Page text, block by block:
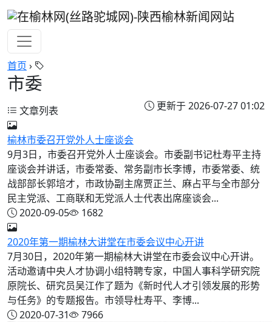
首页 ›
市委
更新于 2026-07-27 01:02
文章列表
榆林市委召开党外人士座谈会
9月3日，市委召开党外人士座谈会。市委副书记杜寿平主持
座谈会并讲话，市委常委、常务副市长李博，市委常委、统
战部部长郭培才，市政协副主席贾正兰、麻占平与全市部分
民主党派、工商联和无党派人士代表出席座谈会...
2020-09-05
1682
2020年第一期榆林大讲堂在市委会议中心开讲
7月30日，2020年第一期榆林大讲堂在市委会议中心开讲。
活动邀请中央人才协调小组特聘专家，中国人事科学研究院
原院长、研究员吴江作了题为《新时代人才引领发展的形势
与任务》的专题报告。市领导杜寿平、李博...
2020-07-31
7966